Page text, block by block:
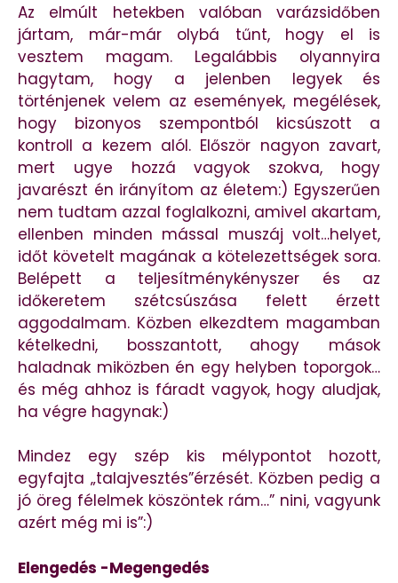
Az elmúlt hetekben valóban varázsidőben
jártam, már-már olybá tűnt, hogy el is
vesztem magam. Legalábbis olyannyira
hagytam, hogy a jelenben legyek és
történjenek velem az események, megélések,
hogy bizonyos szempontból kicsúszott a
kontroll a kezem alól. Először nagyon zavart,
mert ugye hozzá vagyok szokva, hogy
javarészt én irányítom az életem:) Egyszerűen
nem tudtam azzal foglalkozni, amivel akartam,
ellenben minden mással muszáj volt…helyet,
időt követelt magának a kötelezettségek sora.
Belépett a teljesítménykényszer és az
időkeretem szétcsúszása felett érzett
aggodalmam. Közben elkezdtem magamban
kételkedni, bosszantott, ahogy mások
haladnak miközben én egy helyben toporgok…
és még ahhoz is fáradt vagyok, hogy aludjak,
ha végre hagynak:)
Mindez egy szép kis mélypontot hozott,
egyfajta „talajvesztés”érzését. Közben pedig a
jó öreg félelmek köszöntek rám…” nini, vagyunk
azért még mi is”:)
Elengedés -Megengedés